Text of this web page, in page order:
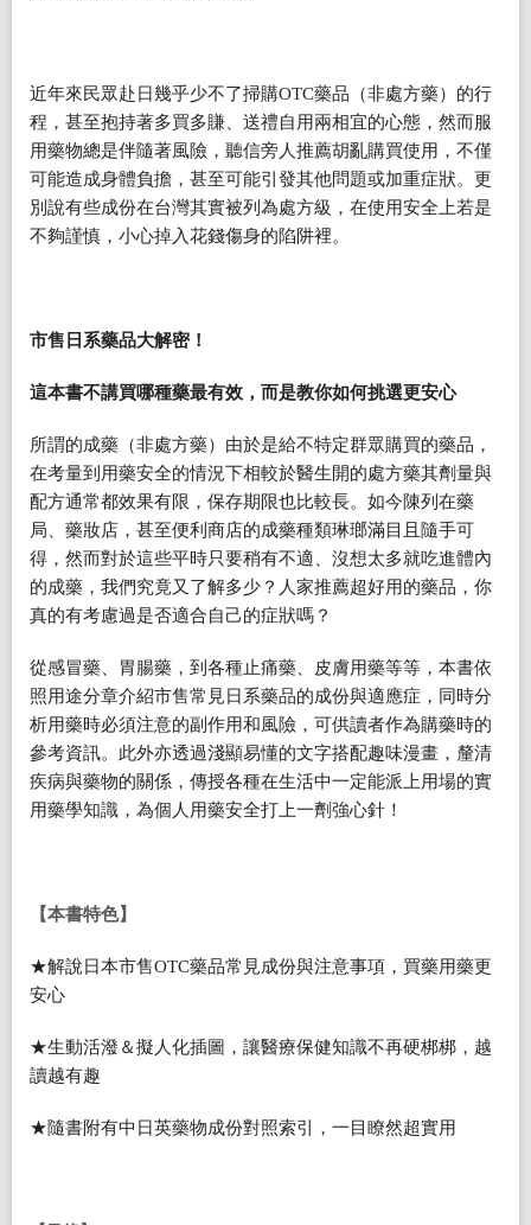
近年來民眾赴日幾乎少不了掃購OTC藥品（非處方藥）的行
程，甚至抱持著多買多賺、送禮自用兩相宜的心態，然而服
用藥物總是伴隨著風險，聽信旁人推薦胡亂購買使用，不僅
可能造成身體負擔，甚至可能引發其他問題或加重症狀。更
別說有些成份在台灣其實被列為處方級，在使用安全上若是
不夠謹慎，小心掉入花錢傷身的陷阱裡。
市售日系藥品大解密！
這本書不講買哪種藥最有效，而是教你如何挑選更安心
所謂的成藥（非處方藥）由於是給不特定群眾購買的藥品，
在考量到用藥安全的情況下相較於醫生開的處方藥其劑量與
配方通常都效果有限，保存期限也比較長。如今陳列在藥
局、藥妝店，甚至便利商店的成藥種類琳瑯滿目且隨手可
得，然而對於這些平時只要稍有不適、沒想太多就吃進體內
的成藥，我們究竟又了解多少？人家推薦超好用的藥品，你
真的有考慮過是否適合自己的症狀嗎？
從感冒藥、胃腸藥，到各種止痛藥、皮膚用藥等等，本書依
照用途分章介紹市售常見日系藥品的成份與適應症，同時分
析用藥時必須注意的副作用和風險，可供讀者作為購藥時的
參考資訊。此外亦透過淺顯易懂的文字搭配趣味漫畫，釐清
疾病與藥物的關係，傳授各種在生活中一定能派上用場的實
用藥學知識，為個人用藥安全打上一劑強心針！
【本書特色】
★解說日本市售OTC藥品常見成份與注意事項，買藥用藥更
安心
★生動活潑＆擬人化插圖，讓醫療保健知識不再硬梆梆，越
讀越有趣
★隨書附有中日英藥物成份對照索引，一目瞭然超實用